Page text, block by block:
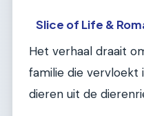
Slice of Life &
Het verhaal draait
familie die vervloekt
dieren uit de